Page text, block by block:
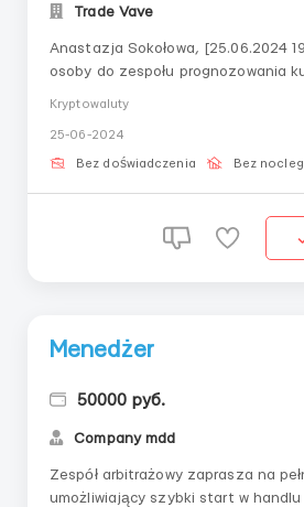
Trade Vave
Anastazja Sokołowa, [25.06.2024
osoby do zespołu prognozowania
wypłatę w pierwszy dzień i dalsze
od 7 000 rubliPrzyjazny zespół,
Kryptowaluty
25-06-2024
Bez doświadczenia Bez
Menedżer
50000 руб.
Company mdd
Zespół arbitrażowy zaprasza na
umożliwiający szybki start w handlu